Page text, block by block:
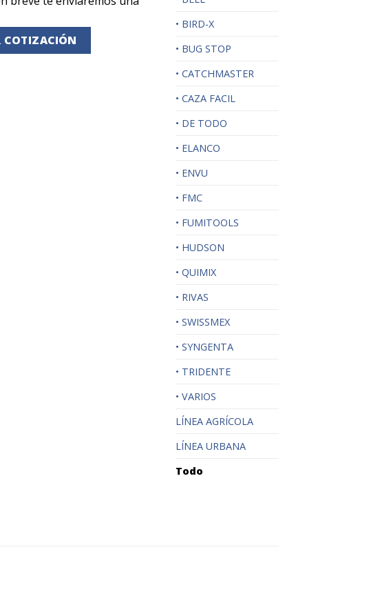
COTIZACIÓN
• BIRD-X
• BUG STOP
• CATCHMASTER
• CAZA FACIL
• DE TODO
• ELANCO
• ENVU
• FMC
• FUMITOOLS
• HUDSON
• QUIMIX
• RIVAS
• SWISSMEX
• SYNGENTA
• TRIDENTE
• VARIOS
LÍNEA AGRÍCOLA
LÍNEA URBANA
Todo